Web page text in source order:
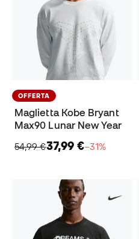
OFFERTA
Maglietta Kobe Bryant
Max90 Lunar New Year
54,99 €37,99 €−31%